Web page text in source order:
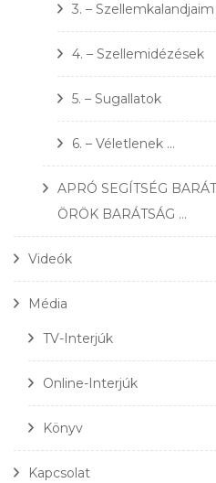
3. – Szellemkalandjaim
4. – Szellemidézések
5. – Sugallatok
6. – Véletlenek …
APRÓ SEGÍTSÉG
ÖRÖK BARÁTSÁG …
Videók
Média
TV-Interjúk
Online-Interjúk
Könyv
Kapcsolat